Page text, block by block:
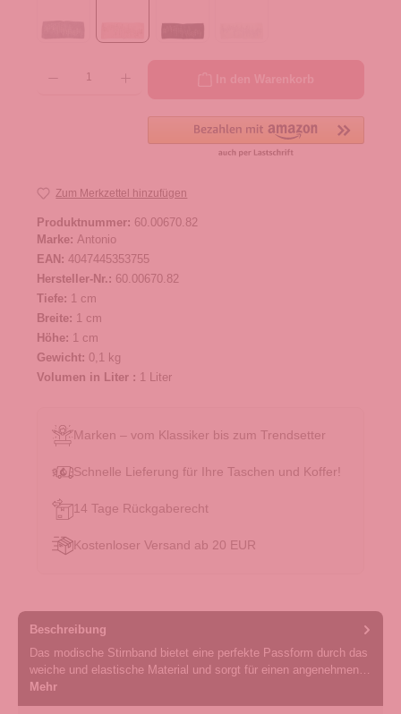
Zum Merkzettel hinzufügen
Produktnummer: 60.00670.82
Marke: Antonio
EAN: 4047445353755
Hersteller-Nr.: 60.00670.82
Tiefe: 1 cm
Breite: 1 cm
Höhe: 1 cm
Gewicht: 0,1 kg
Volumen in Liter : 1 Liter
Marken – vom Klassiker bis zum Trendsetter
Schnelle Lieferung für Ihre Taschen und Koffer!
14 Tage Rückgaberecht
Kostenloser Versand ab 20 EUR
Beschreibung
Das modische Stirnband bietet eine perfekte Passform durch das
weiche und elastische Material und sorgt für einen angenehmen…
Mehr